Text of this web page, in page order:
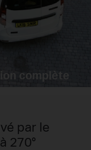
complète
par le
270°